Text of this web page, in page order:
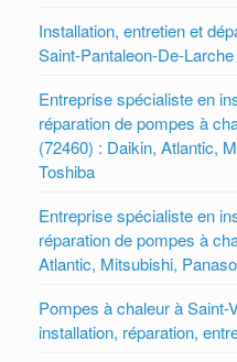
Installation, entretien et
Saint-Pantaleon-De-
Entreprise spécialiste en
réparation de pompes à
(72460) : Daikin, Atlantic,
Toshiba
Entreprise spécialiste en
réparation de pompes à
Atlantic, Mitsubishi,
Pompes à chaleur à Saint-
installation, réparation,